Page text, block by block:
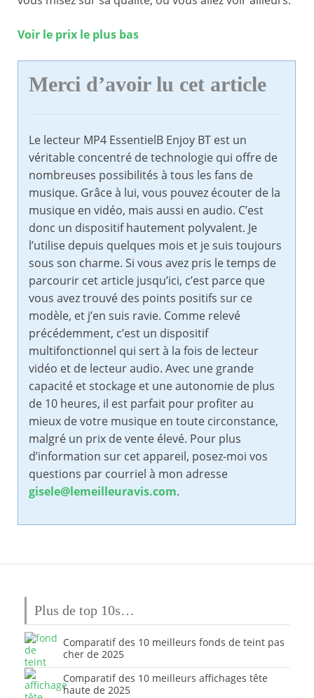
Voir le prix le plus bas
Merci d’avoir lu cet article
Le lecteur MP4 EssentielB Enjoy BT est un
véritable concentré de technologie qui offre de
nombreuses possibilités à tous les fans de
musique. Grâce à lui, vous pouvez écouter de la
musique en vidéo, mais aussi en audio. C’est
donc un dispositif hautement polyvalent. Je
l’utilise depuis quelques mois et je suis toujours
sous son charme. Si vous avez pris le temps de
parcourir cet article jusqu’ici, c’est parce que
vous avez trouvé des points positifs sur ce
modèle, et j’en suis ravie. Comme relevé
précédemment, c’est un dispositif
multifonctionnel qui sert à la fois de lecteur
vidéo et de lecteur audio. Avec une grande
capacité et stockage et une autonomie de plus
de 10 heures, il est parfait pour profiter au
mieux de votre musique en toute circonstance,
malgré un prix de vente élevé. Pour plus
d’information sur cet appareil, posez-moi vos
questions par courriel à mon adresse
gisele@lemeilleuravis.com.
Plus de top 10s…
Comparatif des 10 meilleurs fonds de teint pas
cher de 2025
Comparatif des 10 meilleurs affichages tête
haute de 2025